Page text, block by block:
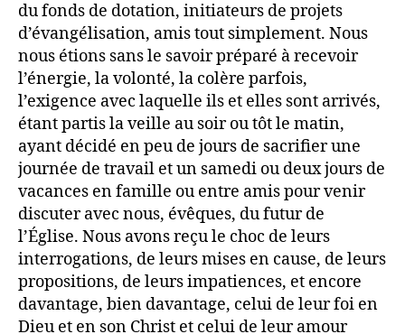
du fonds de dotation, initiateurs de projets
d’évangélisation, amis tout simplement. Nous
nous étions sans le savoir préparé à recevoir
l’énergie, la volonté, la colère parfois,
l’exigence avec laquelle ils et elles sont arrivés,
étant partis la veille au soir ou tôt le matin,
ayant décidé en peu de jours de sacrifier une
journée de travail et un samedi ou deux jours de
vacances en famille ou entre amis pour venir
discuter avec nous, évêques, du futur de
l’Église. Nous avons reçu le choc de leurs
interrogations, de leurs mises en cause, de leurs
propositions, de leurs impatiences, et encore
davantage, bien davantage, celui de leur foi en
Dieu et en son Christ et celui de leur amour